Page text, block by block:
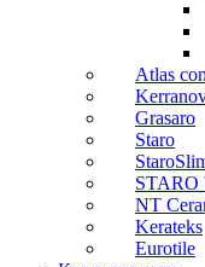
Atlas
Grasaro
Staro
STARO
NT
Kerateks
Eurotile